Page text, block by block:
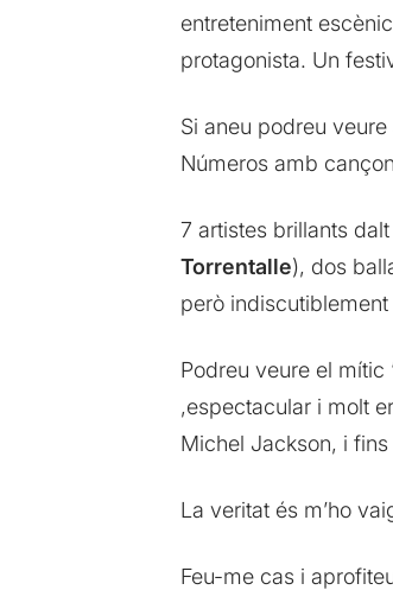
entreteniment
protagonista. Un
Si aneu podreu
Números amb
7 artistes brillants
Torrentalle), dos
però indiscutiblement
Podreu veure el
,espectacular i molt
Michel Jackson, i
La veritat és m’ho
Feu-me cas i